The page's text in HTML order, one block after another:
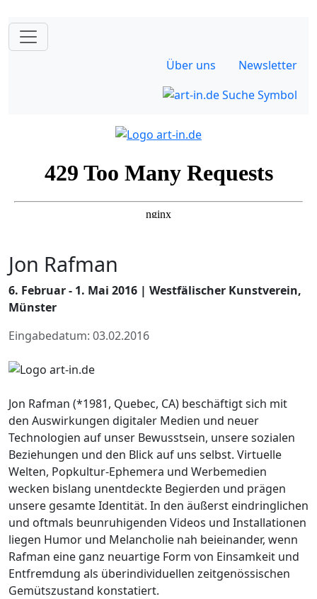
Über uns Newsletter
Jon Rafman
6. Februar - 1. Mai 2016 | Westfälischer Kunstverein,
Münster
Eingabedatum: 03.02.2016
Jon Rafman (*1981, Quebec, CA) beschäftigt sich mit
den Auswirkungen digitaler Medien und neuer
Technologien auf unser Bewusstsein, unsere sozialen
Beziehungen und den Blick auf uns selbst. Virtuelle
Welten, Popkultur-Ephemera und Werbemedien
wecken bislang unentdeckte Begierden und prägen
unsere gesamte Identität. In den äußerst eindringlichen
und oftmals beunruhigenden Videos und Installationen
liegen Humor und Melancholie nah beieinander, wenn
Rafman eine ganz neuartige Form von Einsamkeit und
Entfremdung als überindividuellen zeitgenössischen
Gemütszustand konstatiert.